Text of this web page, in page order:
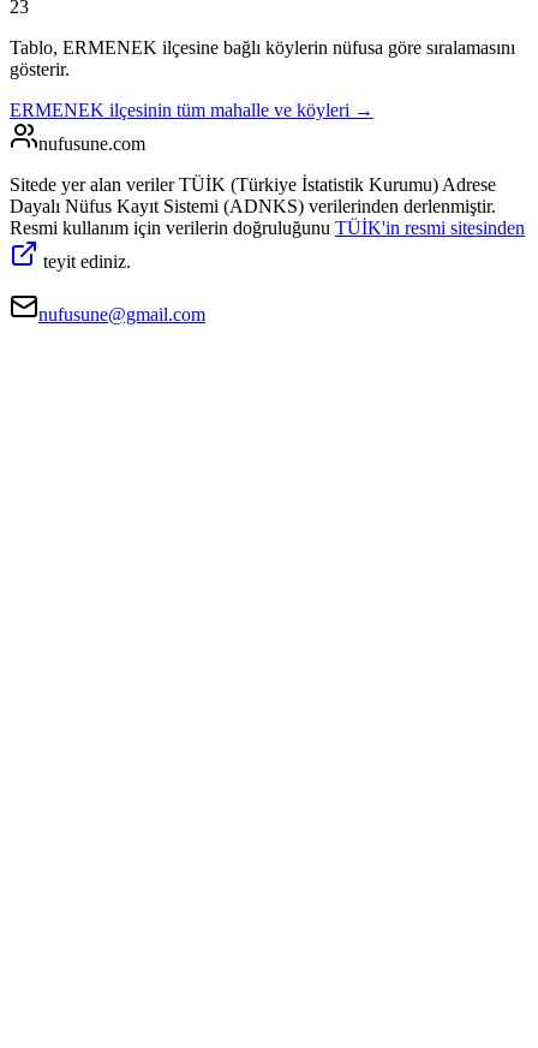
23
Tablo, ERMENEK ilçesine bağlı köylerin nüfusa göre sıralamasını
gösterir.
ERMENEK ilçesinin tüm mahalle ve köyleri →
nufusune.com
Sitede yer alan veriler TÜİK (Türkiye İstatistik Kurumu) Adrese
Dayalı Nüfus Kayıt Sistemi (ADNKS) verilerinden derlenmiştir.
Resmi kullanım için verilerin doğruluğunu TÜİK'in resmi sitesinden
teyit ediniz.
nufusune@gmail.com